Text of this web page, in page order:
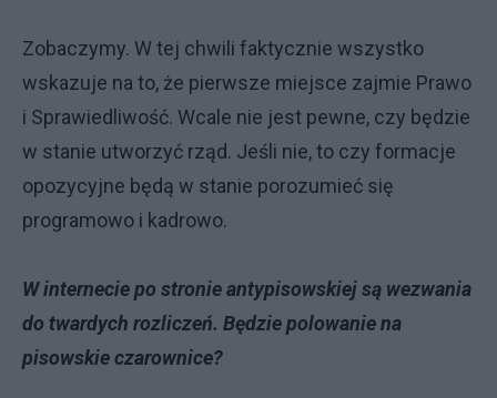
Zobaczymy. W tej chwili faktycznie wszystko
wskazuje na to, że pierwsze miejsce zajmie Prawo
i Sprawiedliwość. Wcale nie jest pewne, czy będzie
w stanie utworzyć rząd. Jeśli nie, to czy formacje
opozycyjne będą w stanie porozumieć się
programowo i kadrowo.
W internecie po stronie antypisowskiej są wezwania
do twardych rozliczeń. Będzie polowanie na
pisowskie czarownice?